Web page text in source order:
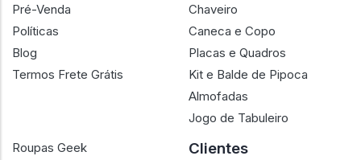
Pré-Venda
Políticas
Blog
Termos Frete Grátis
Chaveiro
Caneca e Copo
Placas e Quadros
Kit e Balde de Pipoca
Almofadas
Jogo de Tabuleiro
Roupas Geek
Clientes